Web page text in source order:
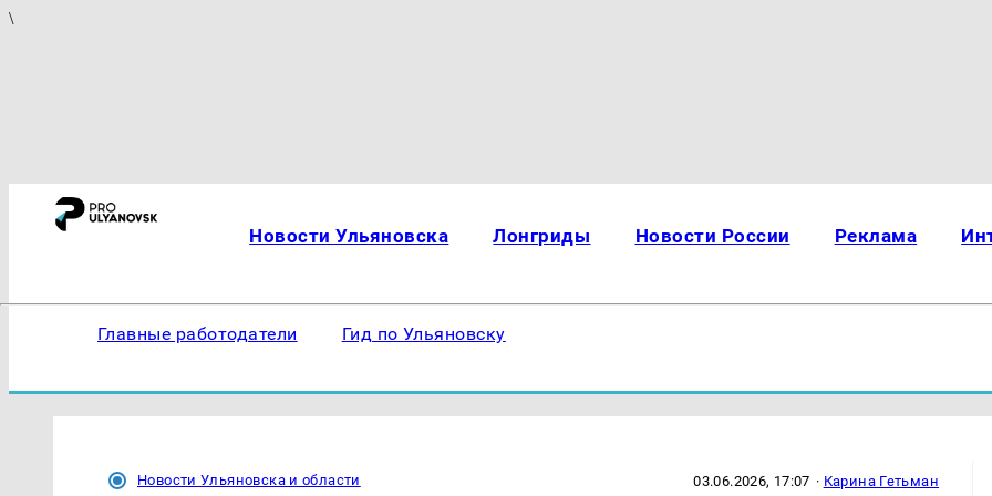
\
Новости Ульяновска Лонгриды Новости России Реклама
Главные работодатели Гид по Ульяновску
Новости Ульяновска и области 03.06.2026, 17:07 · Карина Гетьман